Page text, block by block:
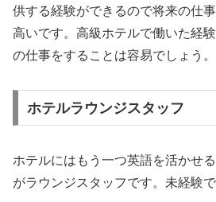
供する経験ができるので将来の仕
高いです。高級ホテルで働いた経
の仕事をすることは容易でしょう。
ホテルラウンジスタッフ
ホテルにはもう一つ英語を活かせ
がラウンジスタッフです。未経験で